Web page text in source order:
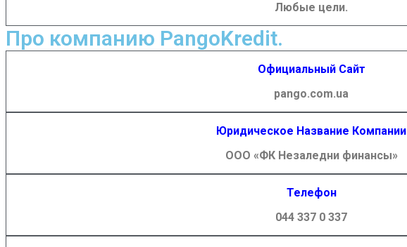
Любые цели.
Про компанию PangoKredit.
Официальный Сайт
pango.com.ua
Юридическое Название Компании
ООО «ФК Незаледни финансы»
Телефон
044 337 0 337